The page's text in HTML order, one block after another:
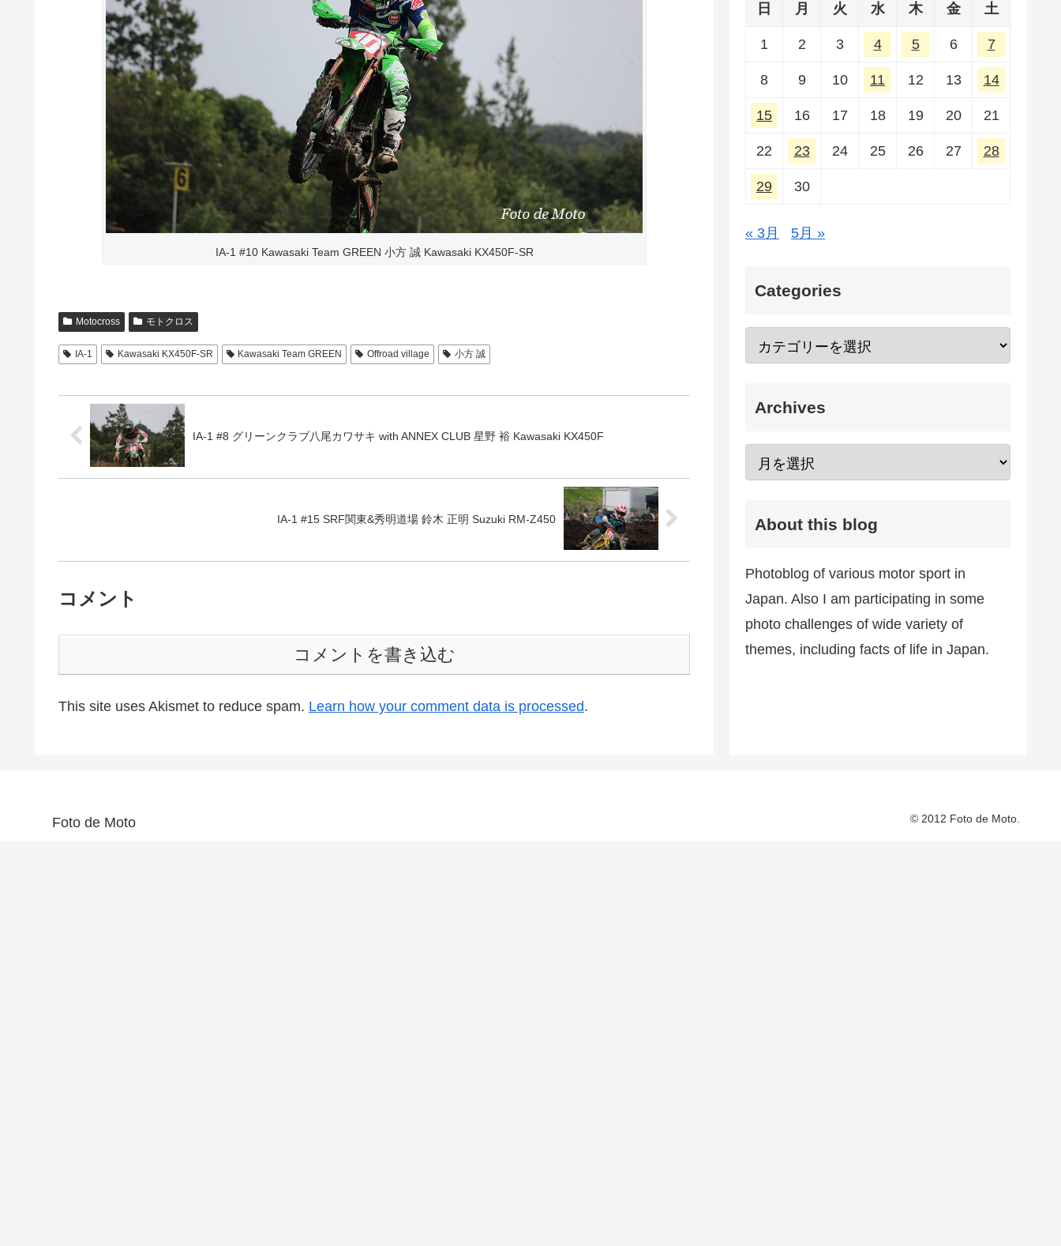
IA-1 #10 Kawasaki Team GREEN 小方 誠 Kawasaki KX450F-SR
Motocross モトクロス
IA-1 Kawasaki KX450F-SR Kawasaki Team GREEN Offroad village 小方 誠
IA-1 #8 グリーンクラブ八尾カワサキ with ANNEX CLUB 星野 裕 Kawasaki KX450F
IA-1 #15 SRF関東&秀明道場 鈴木 正明 Suzuki RM-Z450
コメント
コメントを書き込む
This site uses Akismet to reduce spam. Learn how your comment data is processed.
日
月 火 水 木 金 土
1 2 3 4 5 6 7
8 9 10 11 12 13 14
15 16 17 18 19 20 21
22 23 24 25 26 27 28
29 30
« 3月 5月 »
Categories
Archives
About this blog
Photoblog of various motor sport in
Japan. Also I am participating in some
photo challenges of wide variety of
themes, including facts of life in Japan.
Foto de Moto © 2012 Foto de Moto.